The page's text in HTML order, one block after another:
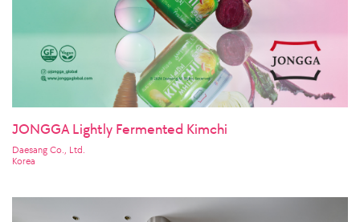
JONGGA Lightly Fermented Kimchi
Daesang Co., Ltd.
Korea